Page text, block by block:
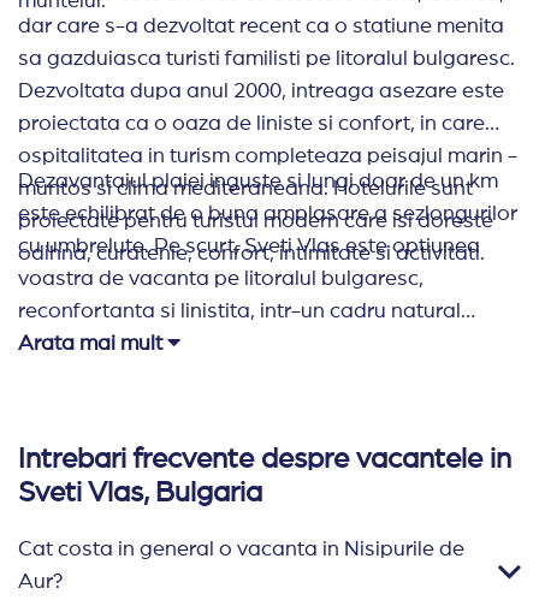
dar care s-a dezvoltat recent ca o statiune menita
sa gazduiasca turisti familisti pe litoralul bulgaresc.
Dezvoltata dupa anul 2000, intreaga asezare este
proiectata ca o oaza de liniste si confort, in care
ospitalitatea in turism completeaza peisajul marin -
muntos si clima mediteraneana. Hotelurile sunt
proiectate pentru turistul modern care isi doreste
odihna, curatenie, confort, intimitate si activitati.
Dezavantajul plajei inguste si lungi doar de un km
este echilibrat de o buna amplasare a sezlongurilor
cu umbrelute. Pe scurt, Sveti Vlas este optiunea
voastra de vacanta pe litoralul bulgaresc,
reconfortanta si linistita, intr-un cadru natural
scenic.
Arata mai mult
Intrebari frecvente despre vacantele in
Sveti Vlas, Bulgaria
Cat costa in general o vacanta in Nisipurile de
Aur?